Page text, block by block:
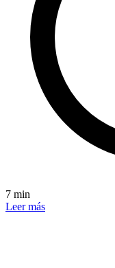
7 min
Leer más